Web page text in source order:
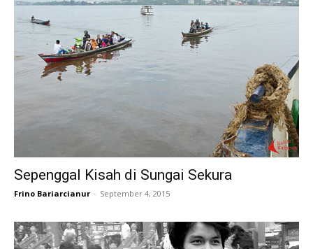
Sepenggal Kisah di Sungai Sekura
Frino Bariarcianur - September 4, 2015